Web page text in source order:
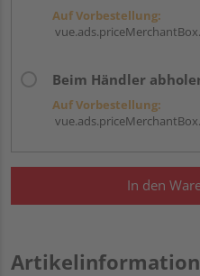
Auf Vorbestellung:
Beim Händler
Auf Vorbestellung:
In den